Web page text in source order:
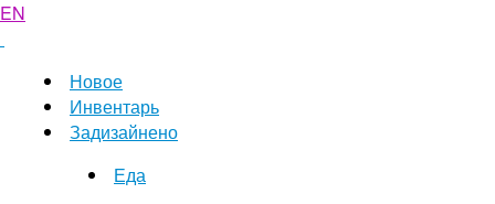
EN
Новое
Инвентарь
Задизайнено
Еда